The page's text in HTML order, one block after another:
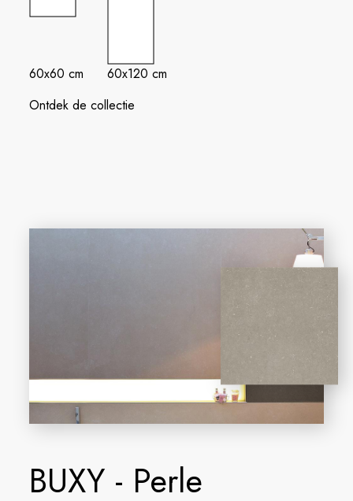
60x60 cm
60x120 cm
Ontdek de collectie
BUXY - Perle